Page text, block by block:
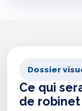
Dossier
Ce qui
de